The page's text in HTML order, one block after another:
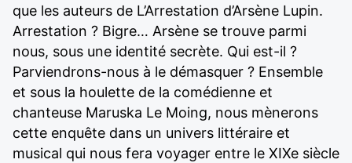
que les auteurs de L’Arrestation d’Arsène Lupin.
Arrestation ? Bigre… Arsène se trouve parmi
nous, sous une identité secrète. Qui est-il ?
Parviendrons-nous à le démasquer ? Ensemble
et sous la houlette de la comédienne et
chanteuse Maruska Le Moing, nous mènerons
cette enquête dans un univers littéraire et
musical qui nous fera voyager entre le XIXe siècle